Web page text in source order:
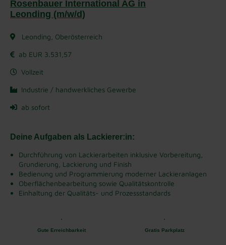
Rosenbauer International AG in
Leonding (m/w/d)
Leonding, Oberösterreich
ab EUR 3.531,57
Vollzeit
Industrie / handwerkliches Gewerbe
ab sofort
Deine Aufgaben als Lackierer:in:
Durchführung von Lackierarbeiten inklusive Vorbereitung,
Grundierung, Lackierung und Finish
Bedienung und Programmierung moderner Lackieranlagen
Oberflächenbearbeitung sowie Qualitätskontrolle
Einhaltung der Qualitäts- und Prozessstandards
Gute Erreichbarkeit Gratis Parkplatz